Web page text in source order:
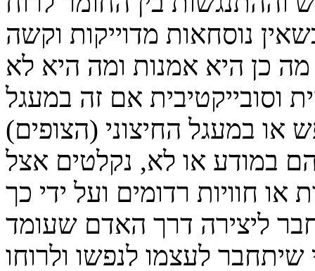
נוסחאות מדוייקות וקשה
וסובייקטיבית אם זה במעגל
במודע או לא, נקלטים אצל
חוויות רדומים ועל ידי כך
ליצירה דרך האדם שעומד